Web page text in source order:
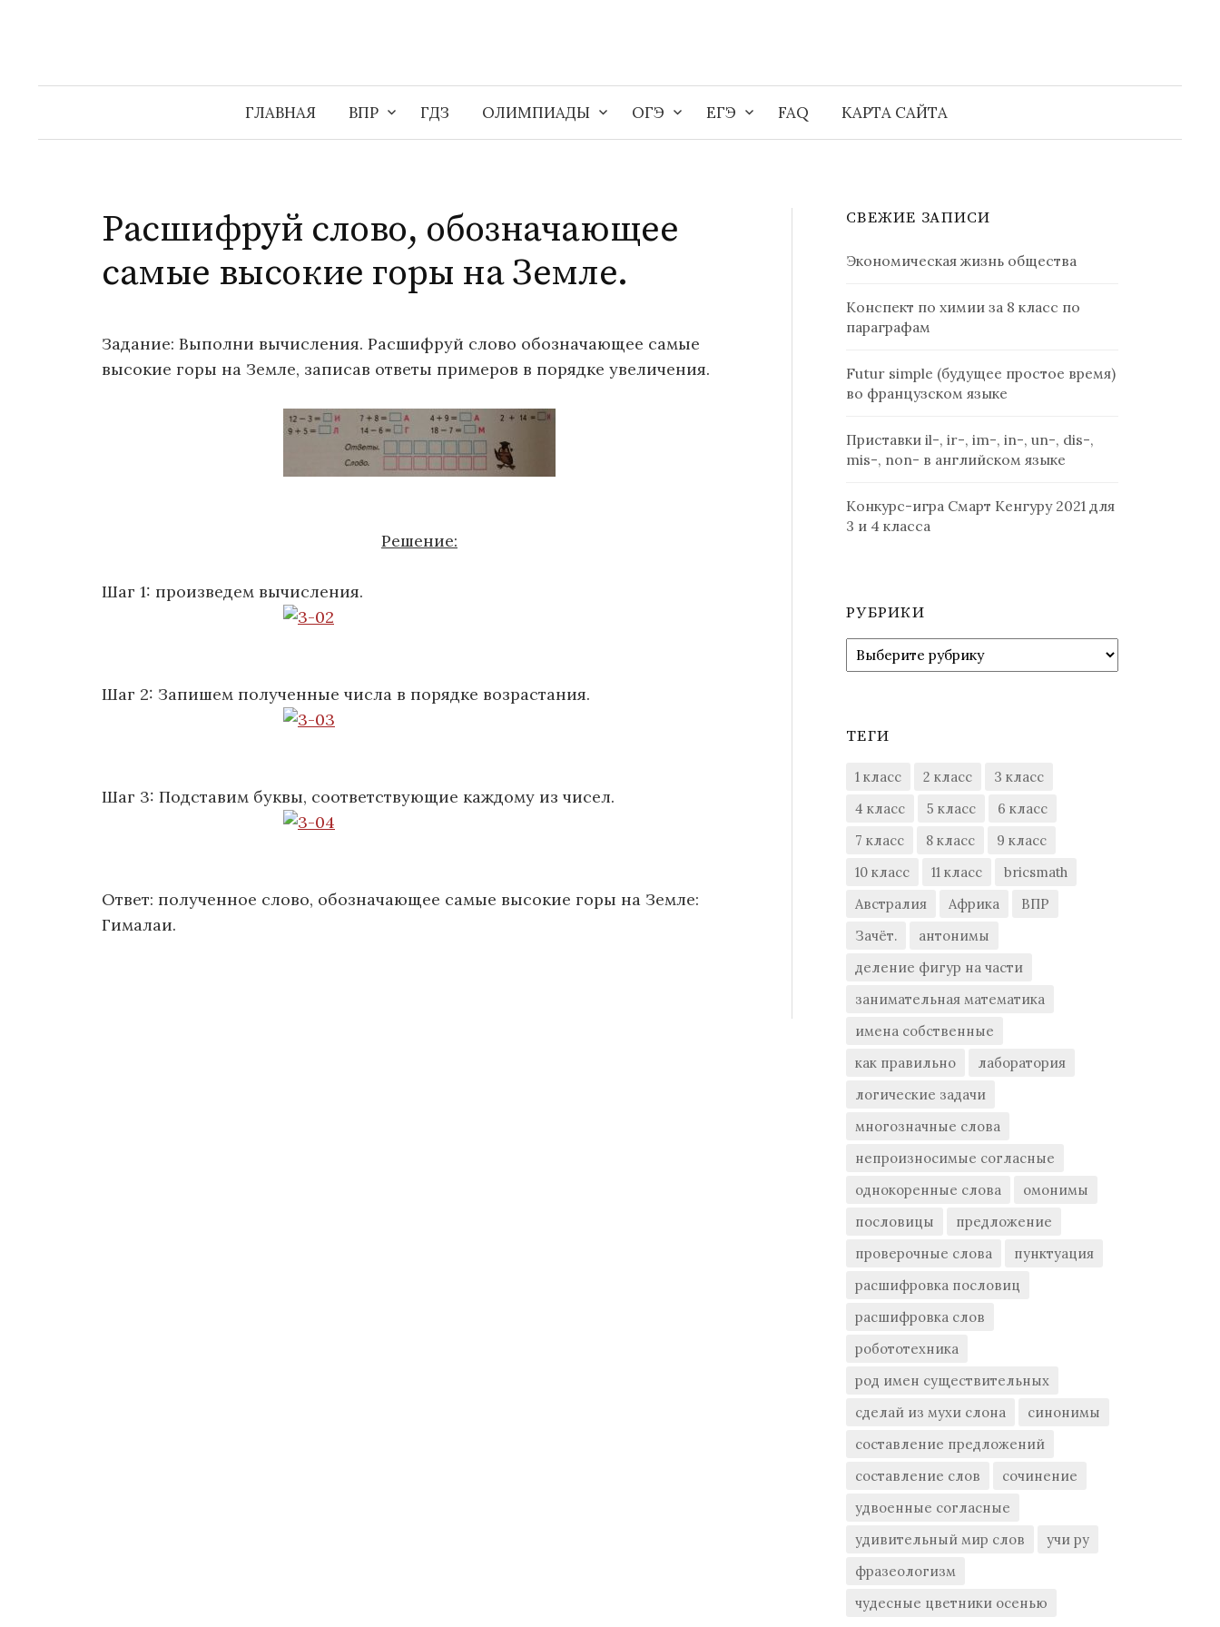
ГЛАВНАЯ ВПР ГДЗ ОЛИМПИАДЫ ОГЭ ЕГЭ FAQ КАРТА САЙТА
Найти:
Расшифруй слово, обозначающее
самые высокие горы на Земле.
Задание: Выполни вычисления. Расшифруй слово обозначающее самые
высокие горы на Земле, записав ответы примеров в порядке увеличения.
Решение:
Шаг 1: произведем вычисления.
Шаг 2: Запишем полученные числа в порядке возрастания.
Шаг 3: Подставим буквы, соответствующие каждому из чисел.
Ответ: полученное слово, обозначающее самые высокие горы на Земле:
Гималаи.
СВЕЖИЕ ЗАПИСИ
Экономическая жизнь общества
Конспект по химии за 8 класс по
параграфам
Futur simple (будущее простое время)
во французском языке
Приставки il-, ir-, im-, in-, un-, dis-,
mis-, non- в английском языке
Конкурс-игра Смарт Кенгуру 2021 для
3 и 4 класса
РУБРИКИ
Рубрики
ТЕГИ
1 класс 2 класс
3 класс
4 класс
5 класс
6 класс
7 класс
8 класс
9 класс
10 класс
11 класс
bricsmath
Австралия
Африка
ВПР
Зачёт.
антонимы
деление фигур на части
занимательная математика
имена собственные
как правильно
лаборатория
логические задачи
многозначные слова
непроизносимые согласные
однокоренные слова
омонимы
пословицы
предложение
проверочные слова
пунктуация
расшифровка пословиц
расшифровка слов
робототехника
род имен существительных
сделай из мухи слона
синонимы
составление предложений
составление слов
сочинение
удвоенные согласные
удивительный мир слов
учи ру
фразеологизм
чудесные цветники осенью